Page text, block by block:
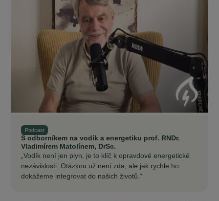
Podcast
S odborníkem na vodík a energetiku prof. RNDr.
Vladimírem Matolínem, DrSc.
„Vodík není jen plyn, je to klíč k opravdové energetické
nezávislosti. Otázkou už není zda, ale jak rychle ho
dokážeme integrovat do našich životů.“